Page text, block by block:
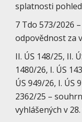
splatnosti
7 Tdo 573/2026
odpovědnost za
II. ÚS 148/25, II.
1480/26, I. ÚS
ÚS 949/26, I. ÚS
2362/25 –
vyhlášených v